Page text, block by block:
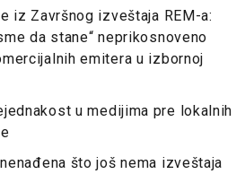
iz Završnog izveštaja REM-a:
da stane“ neprikosnoveno
emitera u izbornoj
u medijima pre lokalnih
što još nema izveštaja